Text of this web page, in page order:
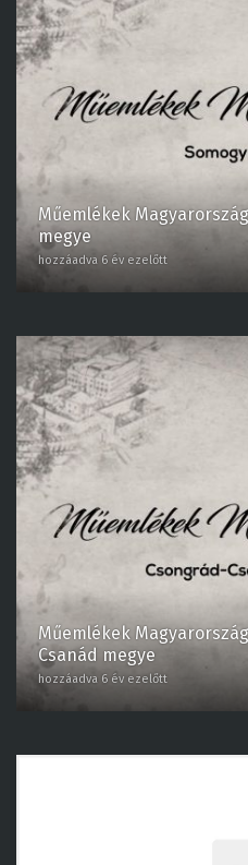
Műemlékek
megye
hozzáadva 6 év ezelőtt
Műemlékek
Csanád megye
hozzáadva 6 év ezelőtt